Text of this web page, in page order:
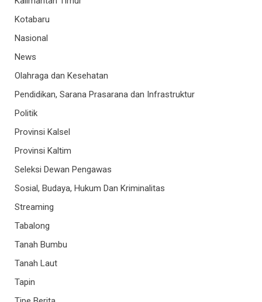
Kotabaru
Nasional
News
Olahraga dan Kesehatan
Pendidikan, Sarana Prasarana dan Infrastruktur
Politik
Provinsi Kalsel
Provinsi Kaltim
Seleksi Dewan Pengawas
Sosial, Budaya, Hukum Dan Kriminalitas
Streaming
Tabalong
Tanah Bumbu
Tanah Laut
Tapin